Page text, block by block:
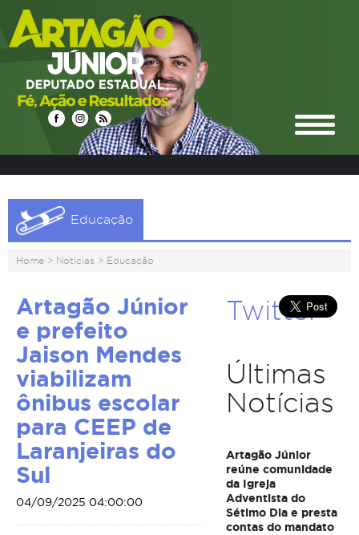
Educação
Home > Notícias > Educação
Artagão Júnior
e prefeito
Jaison Mendes
viabilizam
ônibus escolar
para CEEP de
Laranjeiras do
Sul
04/09/2025 04:00:00
Twitter
Últimas
Notícias
Artagão Júnior
reúne comunidade
da Igreja
Adventista do
Sétimo Dia e presta
contas do mandato